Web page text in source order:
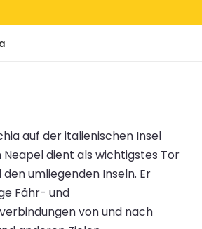
auf der italienischen Insel
Neapel dient als wichtigstes Tor
umliegenden Inseln. Er
Fähr- und
von und nach